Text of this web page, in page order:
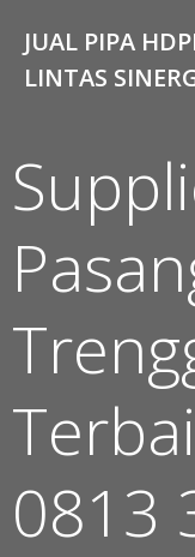
JUAL PIPA
LINTAS
0813